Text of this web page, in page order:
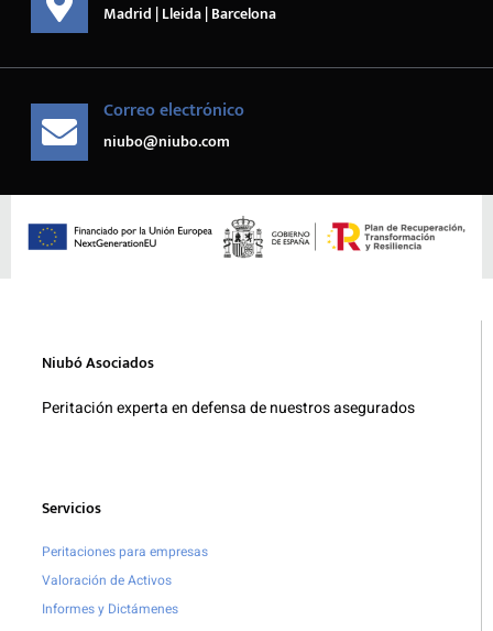
Madrid | Lleida | Barcelona
Correo electrónico
niubo@niubo.com
Niubó Asociados
Peritación experta en defensa de nuestros asegurados
Servicios
Peritaciones para empresas
Valoración de Activos
Informes y Dictámenes